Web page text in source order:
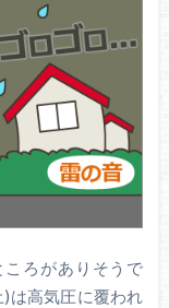
ろがありそうで
は高気圧に覆われ